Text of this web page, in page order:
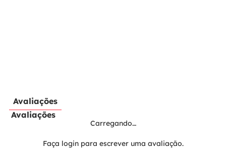
Avaliações
Avaliações
Carregando…
Faça login para escrever uma avaliação.